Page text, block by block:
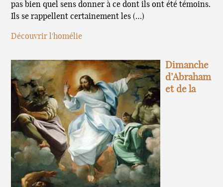
pas bien quel sens donner à ce dont ils ont été témoins.
Ils se rappellent certainement les (…)
Découvrir l'homélie
Dimanche
d’Abraham
et de la